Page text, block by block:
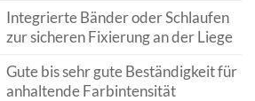
Integrierte Bänder oder Schlaufen
zur sicheren Fixierung an der Liege
Gute bis sehr gute Beständigkeit für
anhaltende Farbintensität